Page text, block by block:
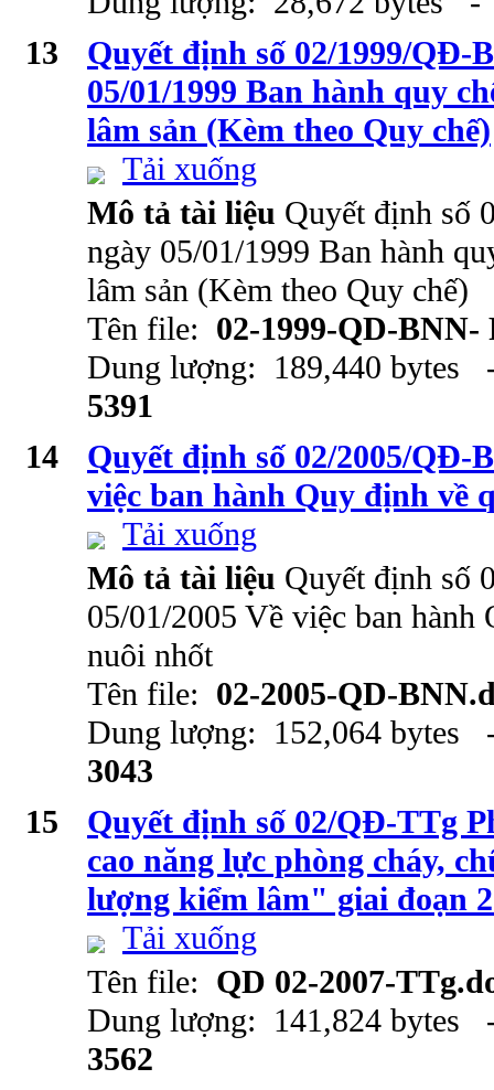
13
Quyết định số 02/1999/QĐ-
05/01/1999 Ban hành quy
lâm sản (Kèm theo Quy chế)
Tải xuống
Mô tả tài liệu Quyết định số
ngày 05/01/1999 Ban hành
lâm sản (Kèm theo Quy chế)
Tên file: 02-1999-QD-BNN-
Dung lượng: 189,440
5391
14
Quyết định số 02/2005/QĐ-
việc ban hành Quy định về
Tải xuống
Mô tả tài liệu Quyết định số
05/01/2005 Về việc ban hành
nuôi nhốt
Tên file: 02-2005-QD-
Dung lượng: 152,064
3043
15
Quyết định số 02/QĐ-TTg
cao năng lực phòng cháy,
lượng kiểm lâm" giai đoạn
Tải xuống
Tên file: QD 02-2007-
Dung lượng: 141,824
3562